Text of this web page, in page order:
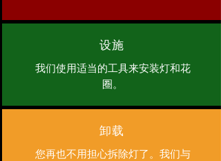
设施
我们使用适当的工具来安装灯和花
圈。
卸载
您再也不用担心拆除灯了。我们与